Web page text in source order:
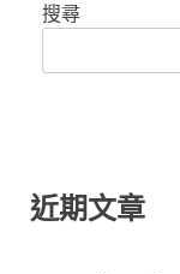
搜尋
近期文章